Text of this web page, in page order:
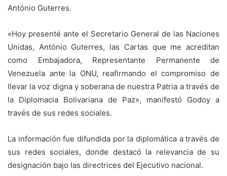
António Guterres.
«Hoy presenté ante el Secretario General de las Naciones
Unidas, António Guterres, las Cartas que me acreditan
como Embajadora, Representante Permanente de
Venezuela ante la ONU, reafirmando el compromiso de
llevar la voz digna y soberana de nuestra Patria a través de
la Diplomacia Bolivariana de Paz», manifestó Godoy a
través de sus redes sociales.
La información fue difundida por la diplomática a través de
sus redes sociales, donde destacó la relevancia de su
designación bajo las directrices del Ejecutivo nacional.